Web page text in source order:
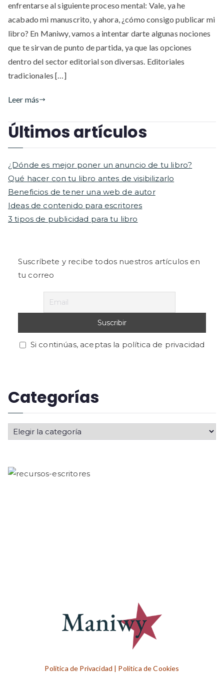
un
libro?
enfrentarse al siguiente proceso mental: Vale, ya he
acabado mi manuscrito, y ahora, ¿cómo consigo publicar mi
libro? En Maniwy, vamos a intentar darte algunas nociones
que te sirvan de punto de partida, ya que las opciones
dentro del sector editorial son diversas. Editoriales
tradicionales […]
Leer más
Últimos artículos
¿Dónde es mejor poner un anuncio de tu libro?
Qué hacer con tu libro antes de visibilizarlo
Beneficios de tener una web de autor
Ideas de contenido para escritores
3 tipos de publicidad para tu libro
Suscríbete y recibe todos nuestros artículos en
tu correo
Si continúas, aceptas la política de privacidad
Categorías
a
e
Política de Privacidad | Política de Cookies